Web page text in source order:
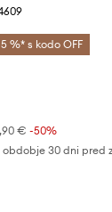
%* s kodo OFF
€ -50%
30 dni pred